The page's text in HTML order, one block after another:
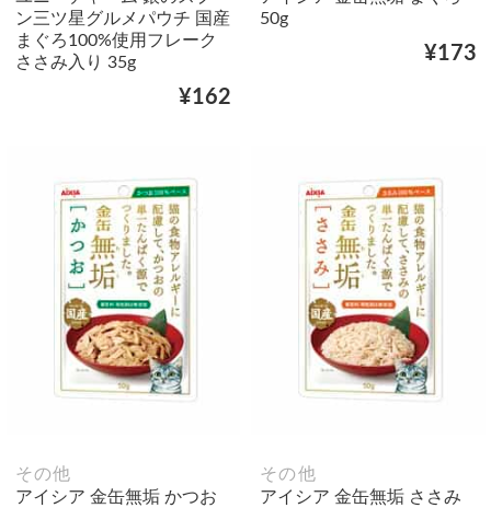
ン三ツ星グルメパウチ 国産
まぐろ100%使用フレーク
ささみ入り 35g
¥162
50g
¥173
その他
アイシア 金缶無垢 かつお
その他
アイシア 金缶無垢 ささみ